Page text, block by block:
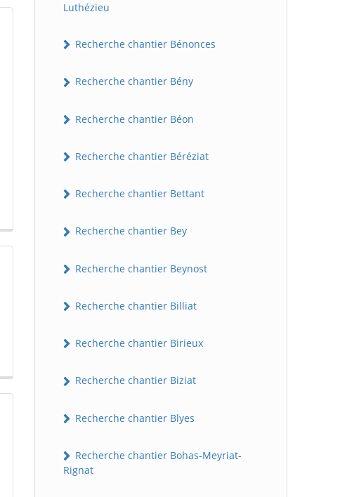
Luthézieu
Recherche chantier Bénonces
Recherche chantier Bény
Recherche chantier Béon
Recherche chantier Béréziat
Recherche chantier Bettant
Recherche chantier Bey
Recherche chantier Beynost
Recherche chantier Billiat
Recherche chantier Birieux
Recherche chantier Biziat
Recherche chantier Blyes
Recherche chantier Bohas-Meyriat-
Rignat